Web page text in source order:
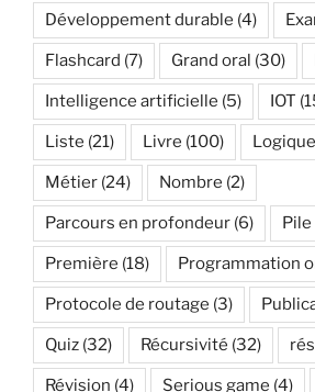
Développement durable (4)
Flashcard (7) Grand oral (30)
Intelligence artificielle (5) IOT
Liste (21) Livre (100) Logique
Métier (24) Nombre (2)
Parcours en profondeur (6) Pile
Première (18) Programmation
Protocole de routage (3)
Quiz (32) Récursivité (32)
Révision (4) Serious game (4)